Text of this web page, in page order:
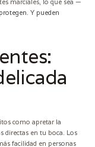
marciales, lo que sea —
Y pueden
como apretar la
directas en tu boca. Los
facilidad en personas